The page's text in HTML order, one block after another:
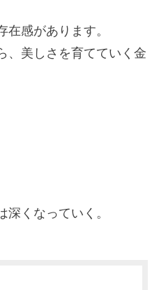
感があります。
、美しさを育てていく金
くなっていく。